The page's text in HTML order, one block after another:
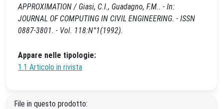
APPROXIMATION / Giasi, C.I., Guadagno, F.M.. - In:
JOURNAL OF COMPUTING IN CIVIL ENGINEERING. - ISSN
0887-3801. - Vol. 118:N°1(1992).
Appare nelle tipologie:
1.1 Articolo in rivista
File in questo prodotto: